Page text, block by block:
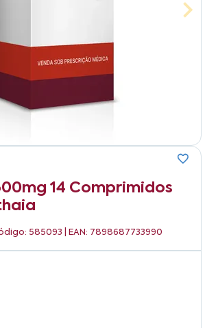
14 Comprimidos
585093 | EAN: 7898687733990